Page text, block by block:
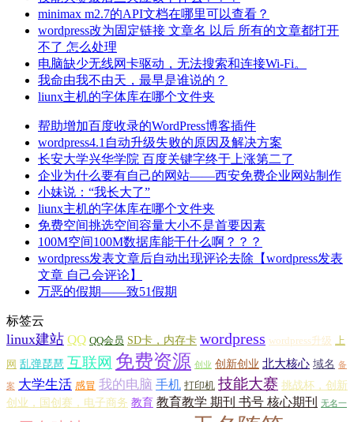
minimax m2.7的API文档在哪里可以查看？
wordpress改为固定链接 文章名 以后 所有的文章都打开
不了 怎么处理
电脑缺少无线网卡驱动，无法搜索和连接Wi-Fi。
我命由我不由天，最早是谁说的？
liunx主机的字体库在哪个文件夹
帮助增加百度收录的WordPress博客插件
wordpress4.1自动升级失败的原因及解决方案
长安大学兴华学院 百度关键字终于上涨第二了
企业为什么要有自己的网站——西安免费企业网站制作
小妹说：“我长大了”
liunx主机的字体库在哪个文件夹
免费空间挑选空间容量大小不是首要因素
100M空间100M数据库能干什么啊？？？
wordpress发表文章后自动出现评论去除【wordpress发表
文章 自己会评论】
万恶的假期——致51假期
标签云
linux建站 QQ QQ会员 SD卡，内存卡 wordpress wordpress升级 上
网 乱弹琵琶 互联网 免费资源 创业 创新创业 北大核心 域名 备
案 大学生活 感冒 我的电脑 手机 打印机 技能大赛 挑战杯，创新
创业，国创赛，电子商务 教育 教育教学 期刊 书号 核心期刊 无名一